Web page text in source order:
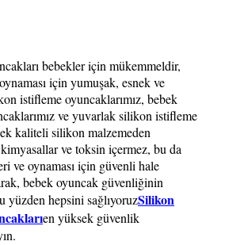
bebekler için mükemmeldir,
için yumuşak, esnek ve
istifleme oyuncaklarımız, bebek
ve yuvarlak silikon istifleme
kaliteli silikon malzemeden
kimyasallar ve toksin içermez, bu da
ve oynaması için güvenli hale
bebek oyuncak güvenliğinin
yüzden hepsini sağlıyoruzSilikon
en yüksek güvenlik